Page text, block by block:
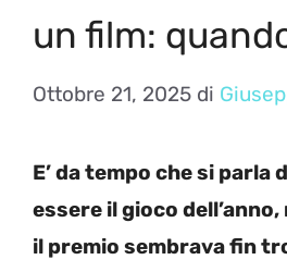
un film:
Ottobre 21, 2025 di
E’ da tempo che si parla
essere il gioco
il premio sembrava fin